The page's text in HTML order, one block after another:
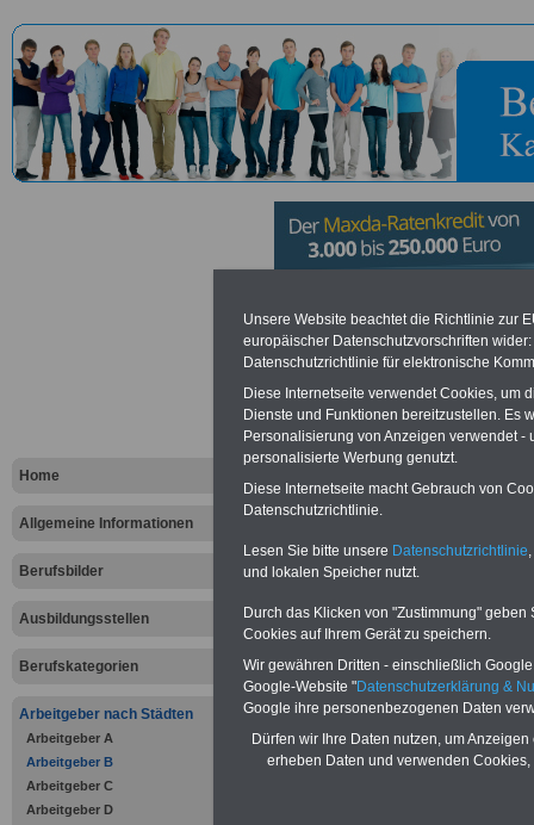
Home
Allgemeine Informationen
Berufsbilder
Ausbildungsstellen
Berufskategorien
Arbeitgeber nach Städten
Arbeitgeber A
Arbeitgeber B
Arbeitgeber C
Arbeitgeber D
Bund der
V. in Bonn
Vorteile für den öffentlichen
Vergleichen und sparen
Bausparen schon ab 16 Jahren
Berufsunfähigkeitsabsicherung
Online-Vergleich Gesetzliche
Krankenkassen
Krankenversicherung
zurück zur
Unsere Website beachtet die Richtlinie zur
europäischer Datenschutzvorschriften
Datenschutzrichtlinie für elektronische
Diese Internetseite verwendet Cookies, um
Dienste und Funktionen bereitzustellen. Es
Personalisierung von Anzeigen verwendet
personalisierte Werbung genutzt.
Diese Internetseite macht Gebrauch von
Datenschutzrichtlinie.
Lesen Sie bitte unsere Datenschutzrichtlinie
und lokalen Speicher nutzt.
Durch das Klicken von "Zustimmung"
Cookies auf Ihrem Gerät zu speichern.
Wir gewähren Dritten - einschließlich
Google-Website "Datenschutzerklärung &
Google ihre personenbezogenen Daten
Dürfen wir Ihre Daten nutzen, um
erheben Daten und verwenden